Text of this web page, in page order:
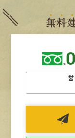
無料